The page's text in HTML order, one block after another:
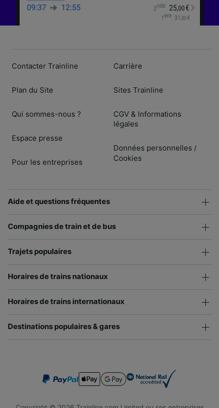
Contacter Trainline
Plan du Site
Qui sommes-nous ?
Espace presse
Pour les entreprises
Carrière
Sites Trainline
CGV & Informations
légales
Données personnelles /
Cookies
Aide et questions fréquentes
Compagnies de train et de bus
Trajets populaires
Horaires de trains nationaux
Horaires de trains internationaux
Destinations populaires & gares